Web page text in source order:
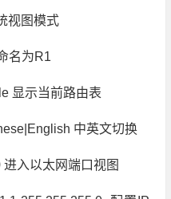
视图模式
名为R1
显示当前路由表
中英文切换
入以太网端口视图